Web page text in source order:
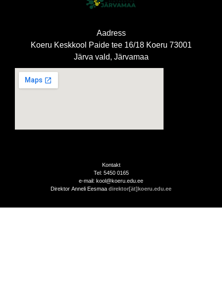
Aadress
Koeru Keskkool Paide tee 16/18 Koeru 73001
Järva vald, Järvamaa
Kontakt
Tel: 5450 0165
e-mail: kool@koeru.edu.ee
Direktor Anneli Eesmaa direktor[ät]koeru.edu.ee